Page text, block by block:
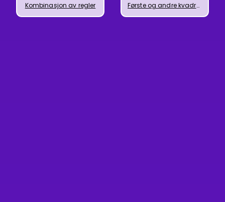
Kombinasjon av regler Første og andre kvadratsetning